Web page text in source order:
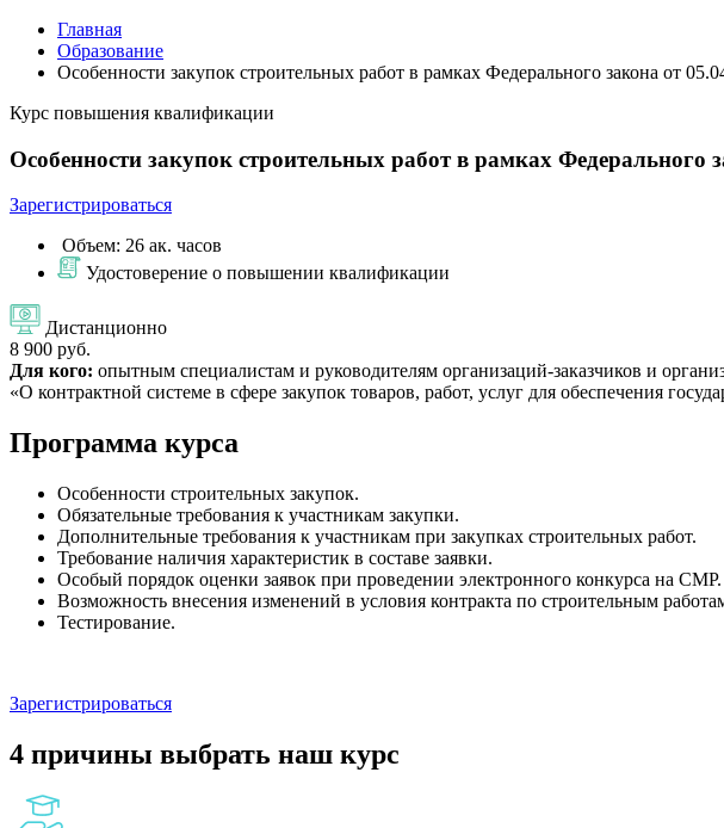
Главная
Образование
Особенности закупок строительных работ в рамках Федерального закона от
Курс повышения квалификации
Особенности закупок строительных работ в рамках
Зарегистрироваться
Объем: 26 ак. часов
Удостоверение о повышении квалификации
Дистанционно
8 900 руб.
Для кого: опытным специалистам и руководителям организаций-заказчиков и
«О контрактной системе в сфере закупок товаров, работ, услуг для обеспечения
Программа курса
Особенности строительных закупок.
Обязательные требования к участникам закупки.
Дополнительные требования к участникам при закупках строительных работ.
Требование наличия характеристик в составе заявки.
Особый порядок оценки заявок при проведении электронного конкурса на СМР.
Возможность внесения изменений в условия контракта по строительным
Тестирование.
Зарегистрироваться
4 причины выбрать наш курс